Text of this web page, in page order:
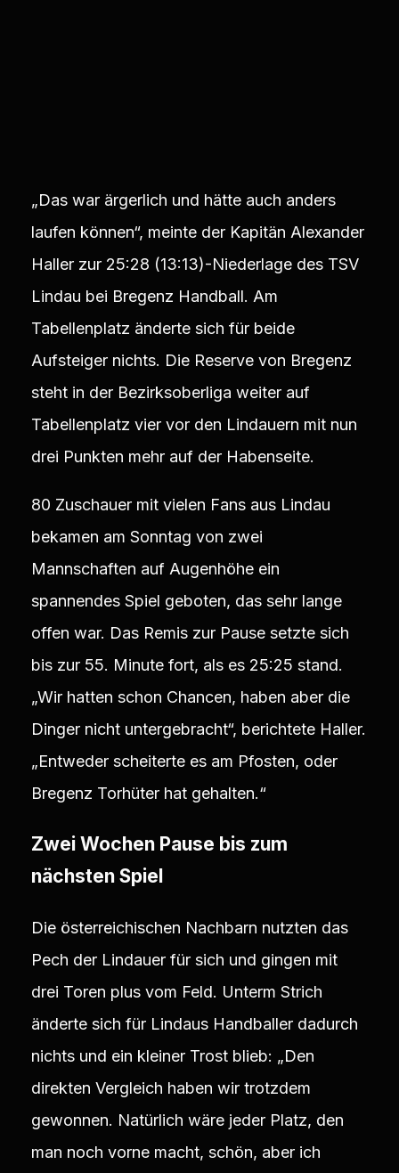
„Das war ärgerlich und hätte auch anders
laufen können“, meinte der Kapitän Alexander
Haller zur 25:28 (13:13)-Niederlage des TSV
Lindau bei Bregenz Handball. Am
Tabellenplatz änderte sich für beide
Aufsteiger nichts. Die Reserve von Bregenz
steht in der Bezirksoberliga weiter auf
Tabellenplatz vier vor den Lindauern mit nun
drei Punkten mehr auf der Habenseite.
80 Zuschauer mit vielen Fans aus Lindau
bekamen am Sonntag von zwei
Mannschaften auf Augenhöhe ein
spannendes Spiel geboten, das sehr lange
offen war. Das Remis zur Pause setzte sich
bis zur 55. Minute fort, als es 25:25 stand.
„Wir hatten schon Chancen, haben aber die
Dinger nicht untergebracht“, berichtete Haller.
„Entweder scheiterte es am Pfosten, oder
Bregenz Torhüter hat gehalten.“
Zwei Wochen Pause bis zum
nächsten Spiel
Die österreichischen Nachbarn nutzten das
Pech der Lindauer für sich und gingen mit
drei Toren plus vom Feld. Unterm Strich
änderte sich für Lindaus Handballer dadurch
nichts und ein kleiner Trost blieb: „Den
direkten Vergleich haben wir trotzdem
gewonnen. Natürlich wäre jeder Platz, den
man noch vorne macht, schön, aber ich